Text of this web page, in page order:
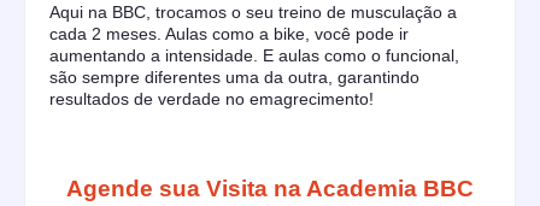
Aqui na BBC, trocamos o seu treino de musculação a
cada 2 meses. Aulas como a bike, você pode ir
aumentando a intensidade. E aulas como o funcional,
são sempre diferentes uma da outra, garantindo
resultados de verdade no emagrecimento!
Agende sua Visita na Academia BBC